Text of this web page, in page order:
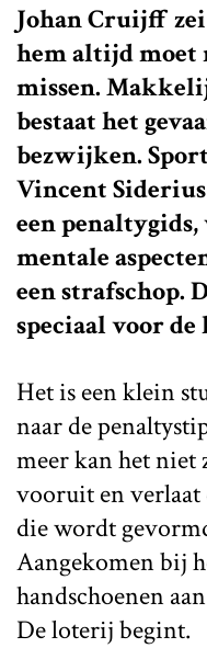
Johan Cruijff
hem altijd moet
missen.
bestaat het
bezwijken.
Vincent
een
mentale
een strafschop.
speciaal voor de
Het is een klein
naar de
meer kan het niet
vooruit en verlaat
die wordt
Aangekomen bij
handschoenen
De loterij begint.